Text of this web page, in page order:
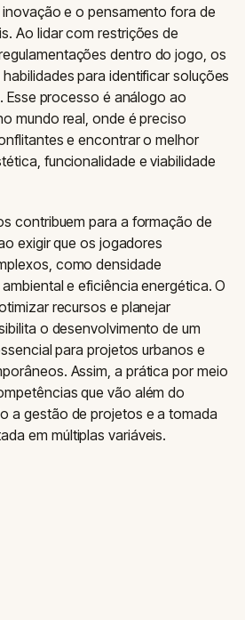
inovação e o pensamento fora de
Ao lidar com restrições de
dentro do jogo, os
para identificar soluções
Esse processo é análogo ao
mundo real, onde é preciso
e encontrar o melhor
funcionalidade e viabilidade
contribuem para a formação de
exigir que os jogadores
como densidade
e eficiência energética. O
recursos e planejar
o desenvolvimento de um
para projetos urbanos e
Assim, a prática por meio
que vão além do
a gestão de projetos e a tomada
em múltiplas variáveis.